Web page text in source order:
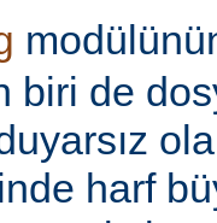
biri de
harf